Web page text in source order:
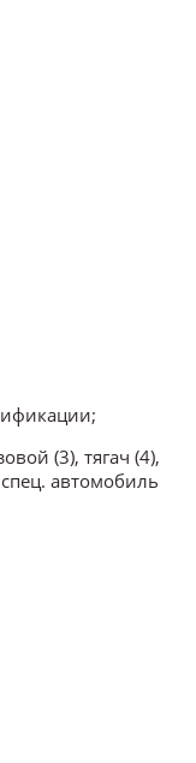
(3), тягач (4),
автомобиль